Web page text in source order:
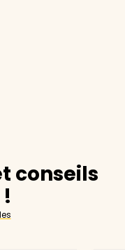
conseils